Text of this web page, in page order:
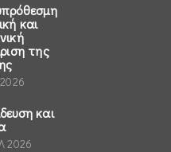
και
της
και
2026